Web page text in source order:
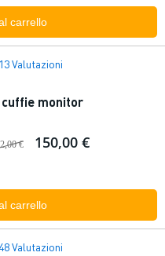
carrello
13 Valutazioni
cuffie monitor
€ 150,00 €
carrello
48 Valutazioni